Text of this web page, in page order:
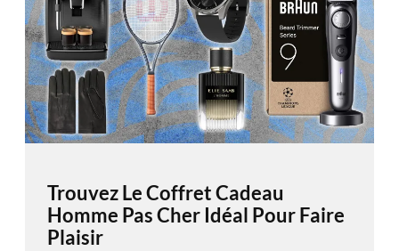
Trouvez Le Coffret Cadeau
Homme Pas Cher Idéal Pour Faire
Plaisir